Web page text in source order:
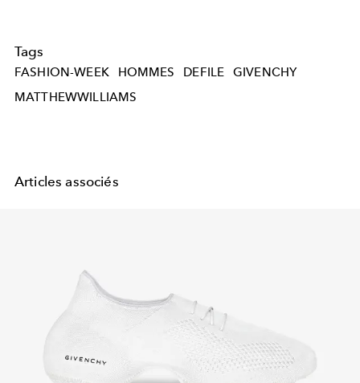
Tags
FASHION-WEEK HOMMES DEFILE
GIVENCHY
MATTHEWWILLIAMS
Articles associés